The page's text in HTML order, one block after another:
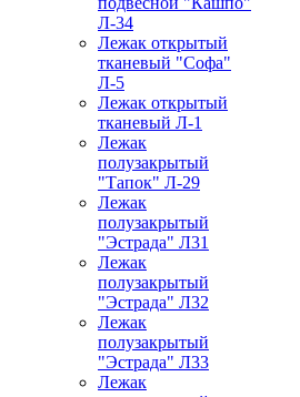
Л-34
Лежак открытый
тканевый "Софа"
Л-5
Лежак открытый
тканевый Л-1
Лежак
полузакрытый
"Тапок" Л-29
Лежак
полузакрытый
"Эстрада" Л31
Лежак
полузакрытый
"Эстрада" Л32
Лежак
полузакрытый
"Эстрада" Л33
Лежак